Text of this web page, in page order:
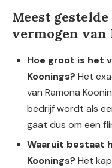
Meest
vermogen van
Hoe groot is het
Koonings? Het
van Ramona
bedrijf wordt als
gaat dus om een
Waaruit bestaat
Koonings? Het